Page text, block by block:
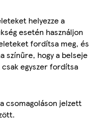
helyezze a
esetén használjon
fordítsa meg, és
színűre, hogy a belseje
egyszer fordítsa
csomagoláson jelzett